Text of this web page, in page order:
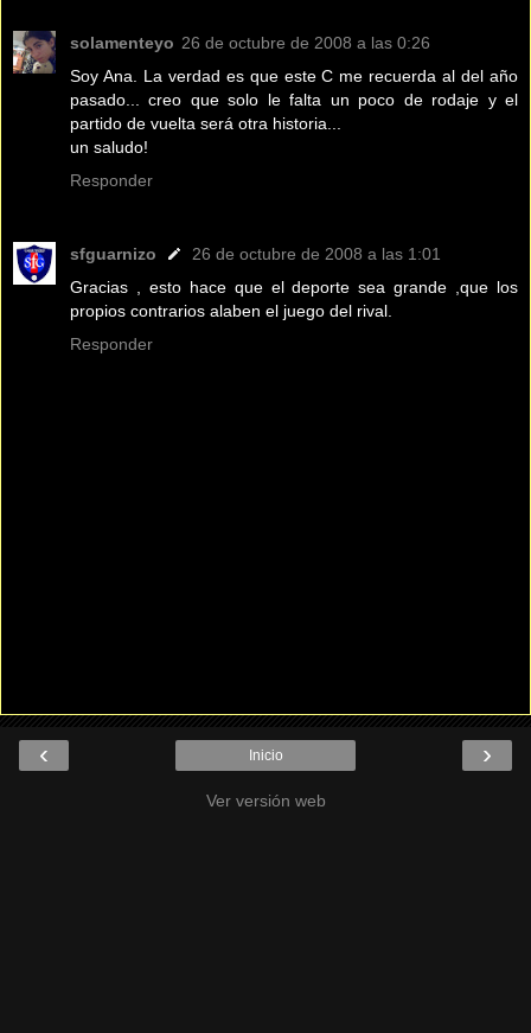
solamenteyo 26 de octubre de 2008 a las 0:26
Soy Ana. La verdad es que este C me recuerda al del año
pasado... creo que solo le falta un poco de rodaje y el
partido de vuelta será otra historia...
un saludo!
Responder
sfguarnizo
26 de octubre de 2008 a las 1:01
Gracias , esto hace que el deporte sea grande ,que los
propios contrarios alaben el juego del rival.
Responder
‹ ›
Inicio
Ver versión web